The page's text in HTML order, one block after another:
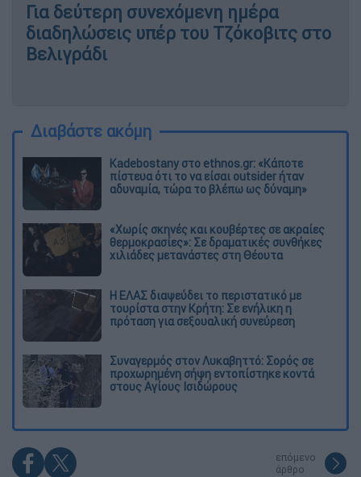
Για δεύτερη συνεχόμενη ημέρα
διαδηλώσεις υπέρ του Τζόκοβιτς στο
Βελιγράδι
Διαβάστε ακόμη
Kadebostany στο ethnos.gr: «Κάποτε
πίστευα ότι το να είσαι outsider ήταν
αδυναμία, τώρα το βλέπω ως δύναμη»
«Χωρίς σκηνές και κουβέρτες σε ακραίες
θερμοκρασίες»: Σε δραματικές συνθήκες
χιλιάδες μετανάστες στη Θέουτα
Η ΕΛΑΣ διαψεύδει το περιστατικό με
τουρίστα στην Κρήτη: Σε ενήλικη η
πρόταση για σεξουαλική συνεύρεση
Συναγερμός στον Λυκαβηττό: Σορός σε
προχωρημένη σήψη εντοπίστηκε κοντά
στους Αγίους Ισιδώρους
επόμενο
άρθρο